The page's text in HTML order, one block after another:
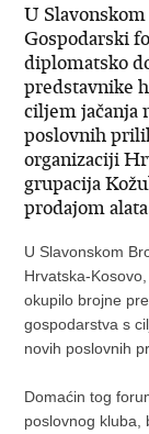
U
Gospodarski
diplomatsko
predstavnike
ciljem jačanja
poslovnih
organizaciji
grupacija
prodajom
U Slavonskom
Hrvatska-
okupilo brojne
gospodarstva s
novih poslovnih
Domaćin tog
poslovnog kluba,